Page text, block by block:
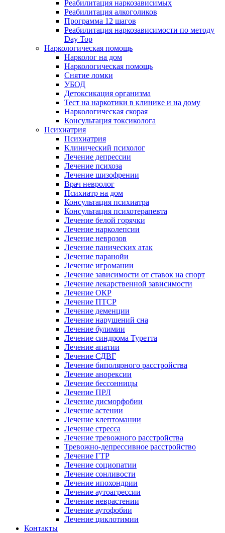
Реабилитация наркозависимых
Реабилитация алкоголиков
Программа 12 шагов
Реабилитация наркозависимости по методу
Day Top
Наркологическая помощь
Нарколог на дом
Наркологическая помощь
Снятие ломки
УБОД
Детоксикация организма
Тест на наркотики в клинике и на дому
Наркологическая скорая
Консультация токсиколога
Психиатрия
Психиатрия
Клинический психолог
Лечение депрессии
Лечение психоза
Лечение шизофрении
Врач невролог
Психиатр на дом
Консультация психиатра
Консультация психотерапевта
Лечение белой горячки
Лечение нарколепсии
Лечение неврозов
Лечение панических атак
Лечение паранойи
Лечение игромании
Лечение зависимости от ставок на спорт
Лечение лекарственной зависимости
Лечение ОКР
Лечение ПТСР
Лечение деменции
Лечение нарушений сна
Лечение булимии
Лечение синдрома Туретта
Лечение апатии
Лечение СДВГ
Лечение биполярного расстройства
Лечение анорексии
Лечение бессонницы
Лечение ПРЛ
Лечение дисморфобии
Лечение астении
Лечение клептомании
Лечение стресса
Лечение тревожного расстройства
Тревожно-депрессивное расстройство
Лечение ГТР
Лечение социопатии
Лечение сонливости
Лечение ипохондрии
Лечение аутоагрессии
Лечение неврастении
Лечение аутофобии
Лечение циклотимии
Контакты